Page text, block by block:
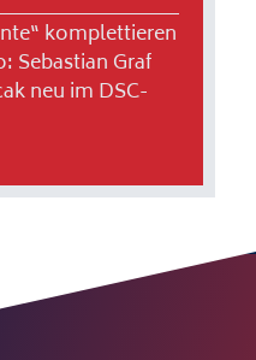
komplettieren
Sebastian Graf
neu im DSC-